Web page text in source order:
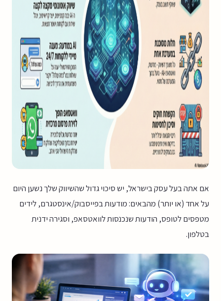
אם אתה בעל עסק בישראל, יש סיכוי גדול שהשיווק שלך נשען היום
על אחד (או יותר) מהבאים: מודעות בפייסבוק/אינסטגרם, לידים
מטפסים לטופס, הודעות שנכנסות לוואטסאפ, וסגירה ידנית
בטלפון.